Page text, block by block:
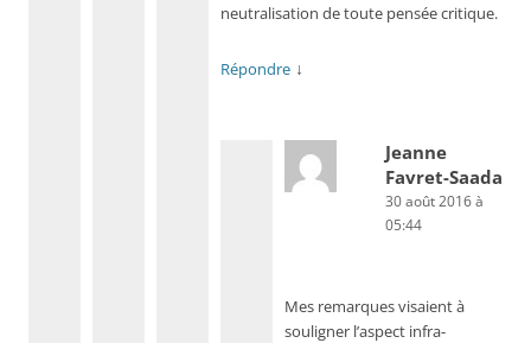
neutralisation de toute pensée critique.
Répondre ↓
Jeanne
Favret-Saada
30 août 2016 à
05:44
Mes remarques visaient à
souligner l’aspect infra-